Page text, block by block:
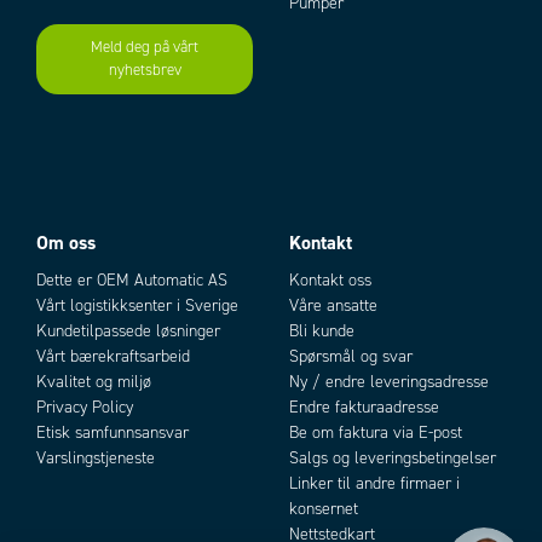
ØVRIGE TEKNISKE DATA
IP-klasse tilkobling
Godkjenninger CE, Lloyd´s, RoHS, UL
Add to existing cart row
Meld deg på vårt
nyhetsbrev
Om oss
Dette er OEM Automatic AS
Vårt logistikksenter i Sverige
Kundetilpassede løsninger
Vårt bærekraftsarbeid
Kvalitet og miljø
Privacy Policy
Etisk samfunnsansvar
Varslingstjeneste
Kontakt
Kontakt oss
Våre ansatte
Bli kunde
Spørsmål og svar
Ny / endre leveringsadresse
Endre fakturaadresse
Be om faktura via E-post
Salgs og leveringsbetingelser
Linker til andre firmaer i
konsernet
Nettstedkart